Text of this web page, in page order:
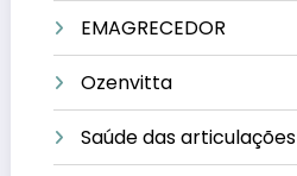
EMAGRECEDOR
Ozenvitta
Saúde das articulações